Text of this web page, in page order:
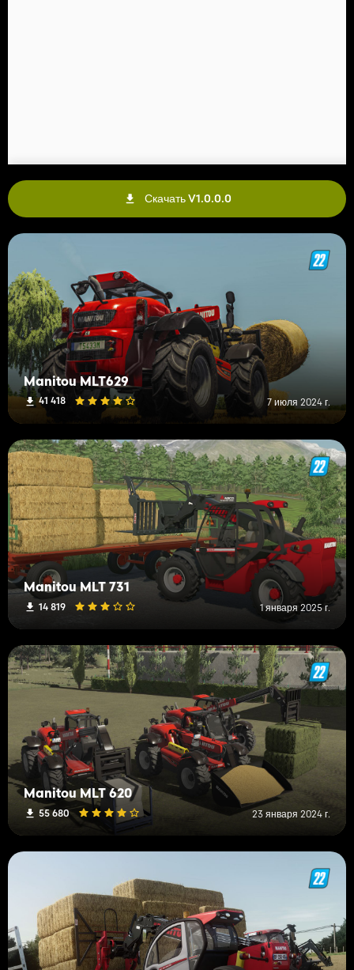
Скачать V1.0.0.0
Manitou MLT629
41 418 7 июля 2024 г.
Manitou MLT 731
14 819 1 января 2025 г.
Manitou MLT 620
55 680 23 января 2024 г.